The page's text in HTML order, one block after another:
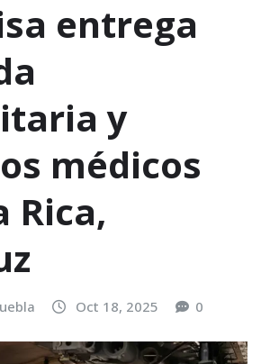
entrega
y
médicos
Rica,
Oct 18, 2025 0